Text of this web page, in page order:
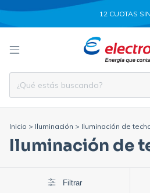
12 CUOTAS SIN
Inicio > Iluminación > Iluminación de
Iluminación de
Filtrar